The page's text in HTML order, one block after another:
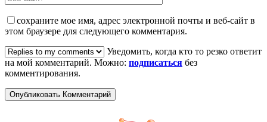
сохраните мое имя, адрес электронной почты и веб-сайт в
этом браузере для следующего комментария.
Уведомить, когда кто то резко ответит
на мой комментарий. Можно: подписаться без
комментирования.